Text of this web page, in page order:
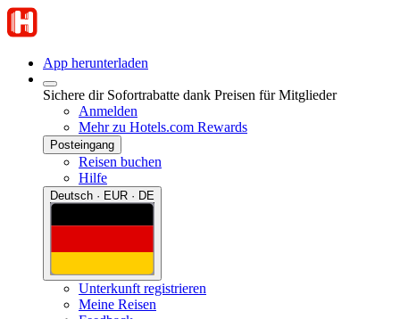
App herunterladen
Sichere dir Sofortrabatte dank Preisen für Mitglieder
Anmelden
Mehr zu Hotels.com Rewards
Posteingang
Reisen buchen
Hilfe
Deutsch · EUR · DE
Unterkunft registrieren
Meine Reisen